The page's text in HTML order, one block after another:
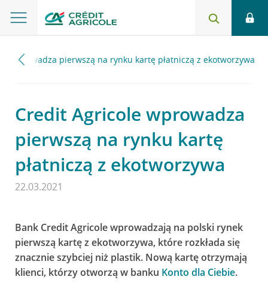
wprowadza pierwszą na rynku kartę płatniczą z ekotworzywa
Credit Agricole wprowadza
pierwszą na rynku kartę
płatniczą z ekotworzywa
22.03.2021
Bank Credit Agricole wprowadzają na polski rynek
pierwszą kartę z ekotworzywa, które rozkłada się
znacznie szybciej niż plastik. Nową kartę otrzymają
klienci, którzy otworzą w banku Konto dla Ciebie.